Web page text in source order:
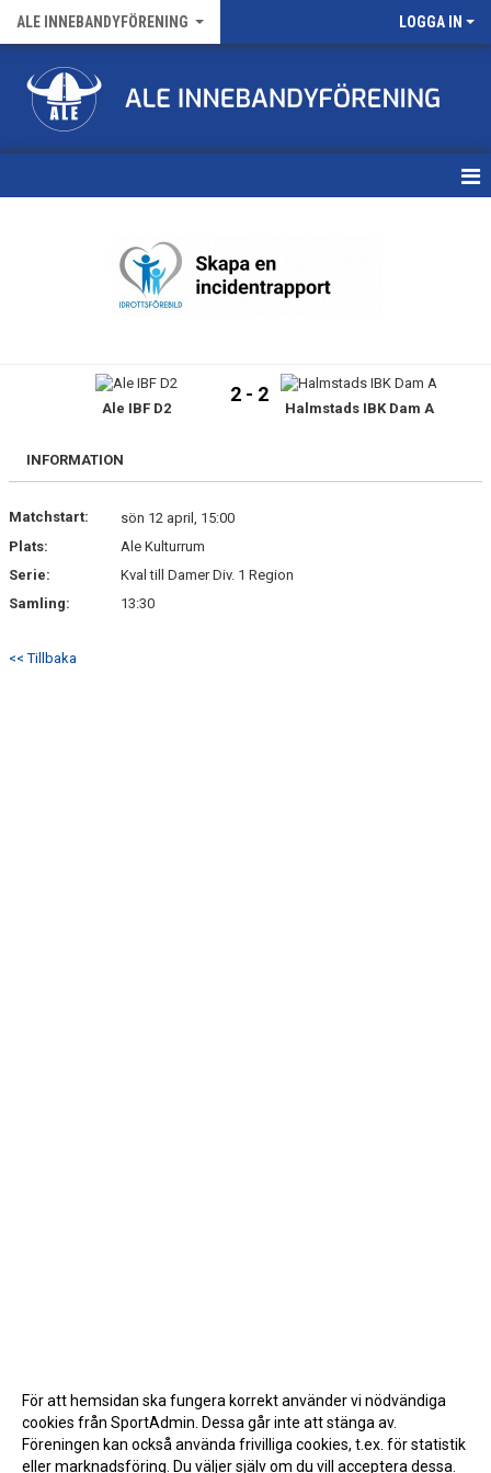
ALE INNEBANDYFÖRENING LOGGA IN
FÖRENINGENS MATCHER
NYHETSARKIV
MEDLEMSKAP
Ale IBF D2
2 - 2
Halmstads IBK Dam A
INFORMATION
Matchstart:
sön 12 april, 15:00
Plats:
Ale Kulturrum
Serie:
Kval till Damer Div. 1 Region
Samling:
13:30
<< Tillbaka
För att hemsidan ska fungera korrekt använder vi nödvändiga
cookies från SportAdmin. Dessa går inte att stänga av.
Föreningen kan också använda frivilliga cookies, t.ex. för statistik
eller marknadsföring. Du väljer själv om du vill acceptera dessa.